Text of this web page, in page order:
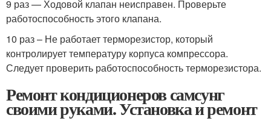
9 раз — Ходовой клапан неисправен. Проверьте
работоспособность этого клапана.
10 раз – Не работает терморезистор, который
контролирует температуру корпуса компрессора.
Следует проверить работоспособность терморезистора.
Ремонт кондиционеров самсунг
своими руками. Установка и ремонт